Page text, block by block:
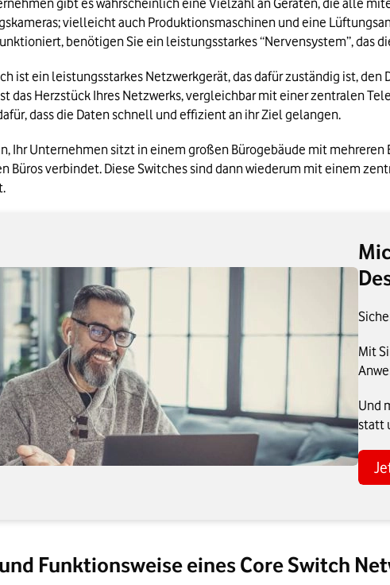
gibt es wahrscheinlich eine Vielzahl an Geräten, die alle
vielleicht auch Produktionsmaschinen und eine
benötigen Sie ein leistungsstarkes “Nervensystem”, das
ist ein leistungsstarkes Netzwerkgerät, das dafür zuständig ist,
das Herzstück Ihres Netzwerks, vergleichbar mit einer zentralen
dass die Daten schnell und effizient an ihr Ziel gelangen.
Ihr Unternehmen sitzt in einem großen Bürogebäude mit mehreren
Büros verbindet. Diese Switches sind dann wiederum mit einem
Mit
Und
statt
Funktionsweise eines Core Switch